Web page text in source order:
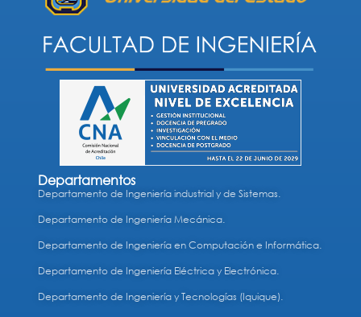
Departamentos
Departamento de Ingeniería industrial y de Sistemas.
Departamento de Ingeniería Mecánica.
Departamento de Ingeniería en Computación e Informática.
Departamento de Ingeniería Eléctrica y Electrónica.
Departamento de Ingeniería y Tecnologías (Iquique).